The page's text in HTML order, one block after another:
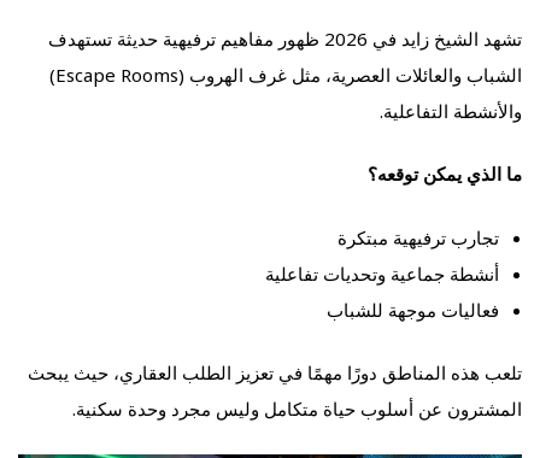
تشهد الشيخ زايد في 2026 ظهور مفاهيم ترفيهية حديثة تستهدف
الشباب والعائلات العصرية، مثل غرف الهروب (Escape Rooms)
والأنشطة التفاعلية.
ما الذي يمكن توقعه؟
تجارب ترفيهية مبتكرة
أنشطة جماعية وتحديات تفاعلية
فعاليات موجهة للشباب
تلعب هذه المناطق دورًا مهمًا في تعزيز الطلب العقاري، حيث يبحث
المشترون عن أسلوب حياة متكامل وليس مجرد وحدة سكنية.